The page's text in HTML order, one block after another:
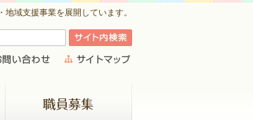
域支援事業を展開しています。